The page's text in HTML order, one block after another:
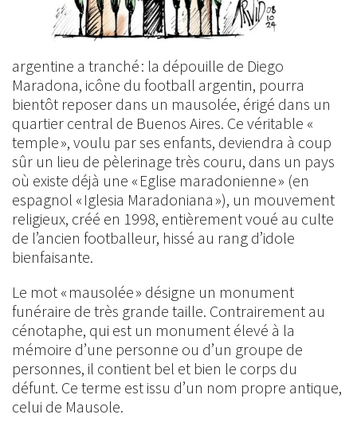
argentine a tranché : la dépouille de Diego
Maradona, icône du football argentin, pourra
bientôt reposer dans un mausolée, érigé dans un
quartier central de Buenos Aires. Ce véritable «
temple », voulu par ses enfants, deviendra à coup
sûr un lieu de pèlerinage très couru, dans un pays
où existe déjà une « Eglise maradonienne » (en
espagnol « Iglesia Maradoniana »), un mouvement
religieux, créé en 1998, entièrement voué au culte
de l’ancien footballeur, hissé au rang d’idole
bienfaisante.
Le mot « mausolée » désigne un monument
funéraire de très grande taille. Contrairement au
cénotaphe, qui est un monument élevé à la
mémoire d’une personne ou d’un groupe de
personnes, il contient bel et bien le corps du
défunt. Ce terme est issu d’un nom propre antique,
celui de Mausole.